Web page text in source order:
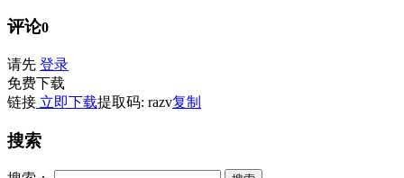
评论0
请先 登录
免费下载
链接 立即下载提取码: razv复制
搜索